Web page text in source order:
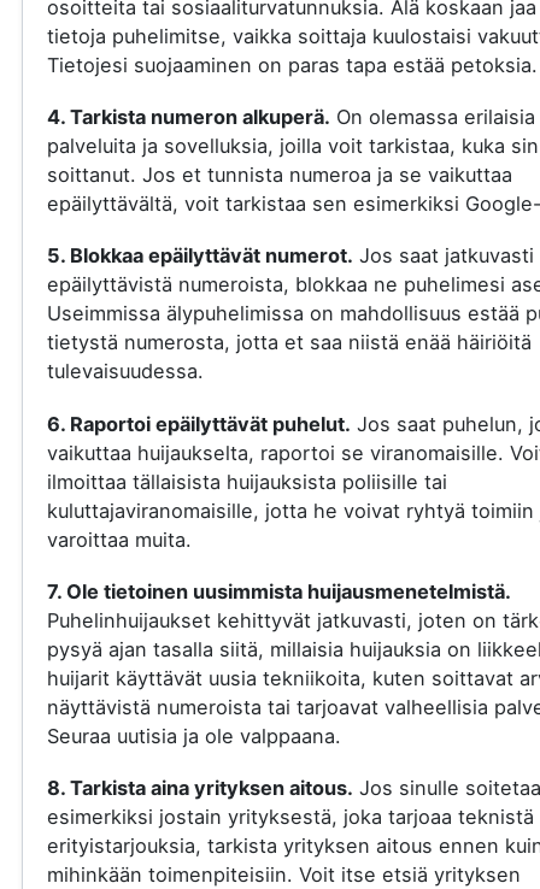
osoitteita tai sosiaaliturvatunnuksia. Älä koskaan
tietoja puhelimitse, vaikka soittaja kuulostaisi
Tietojesi suojaaminen on paras tapa estää petoksia.
4. Tarkista numeron alkuperä. On olemassa erilaisia
palveluita ja sovelluksia, joilla voit tarkistaa, kuka
soittanut. Jos et tunnista numeroa ja se vaikuttaa
epäilyttävältä, voit tarkistaa sen esimerkiksi
5. Blokkaa epäilyttävät numerot. Jos saat jatkuvasti
epäilyttävistä numeroista, blokkaa ne puhelimesi
Useimmissa älypuhelimissa on mahdollisuus estää
tietystä numerosta, jotta et saa niistä enää häiriöitä
tulevaisuudessa.
6. Raportoi epäilyttävät puhelut. Jos saat puhelun,
vaikuttaa huijaukselta, raportoi se viranomaisille.
ilmoittaa tällaisista huijauksista poliisille tai
kuluttajaviranomaisille, jotta he voivat ryhtyä toimiin
varoittaa muita.
7. Ole tietoinen uusimmista huijausmenetelmistä.
Puhelinhuijaukset kehittyvät jatkuvasti, joten on
pysyä ajan tasalla siitä, millaisia huijauksia on
huijarit käyttävät uusia tekniikoita, kuten soittavat
näyttävistä numeroista tai tarjoavat valheellisia
Seuraa uutisia ja ole valppaana.
8. Tarkista aina yrityksen aitous. Jos sinulle
esimerkiksi jostain yrityksestä, joka tarjoaa teknistä
erityistarjouksia, tarkista yrityksen aitous ennen
mihinkään toimenpiteisiin. Voit itse etsiä yrityksen